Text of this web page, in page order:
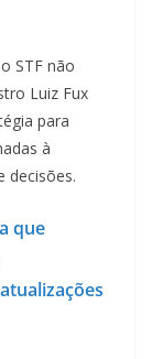
STF não
Luiz Fux
para
à
decisões.
que